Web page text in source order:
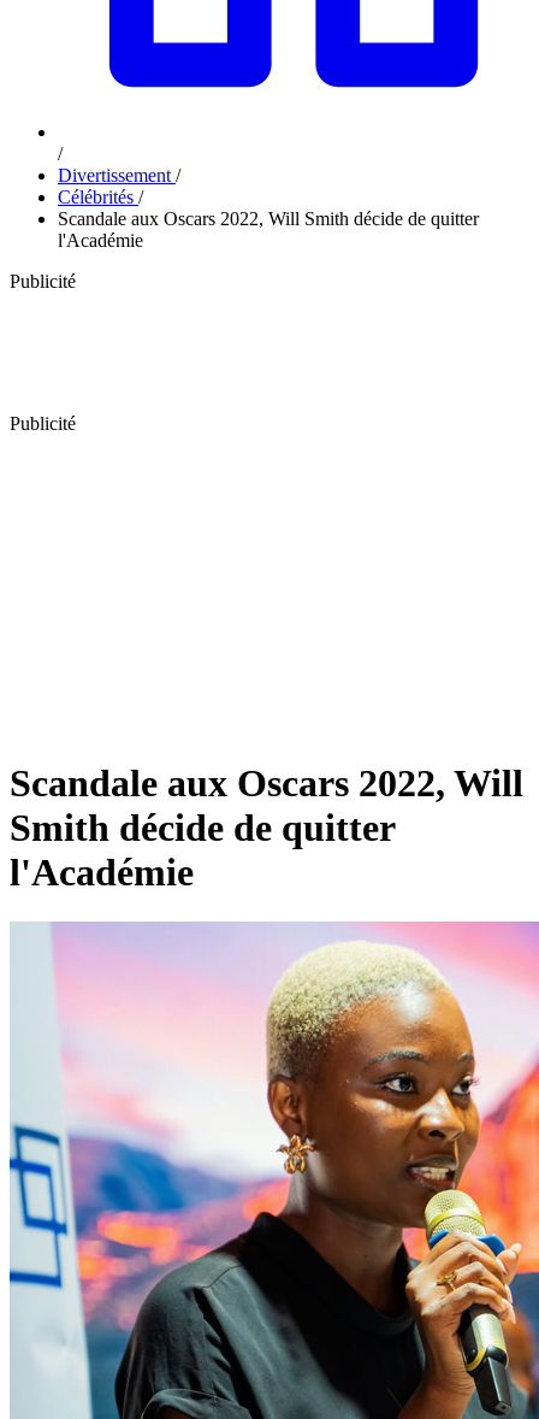
/
Divertissement /
Célébrités /
Scandale aux Oscars 2022, Will Smith décide de quitter
l'Académie
Publicité
Publicité
Scandale aux Oscars 2022, Will
Smith décide de quitter
l'Académie